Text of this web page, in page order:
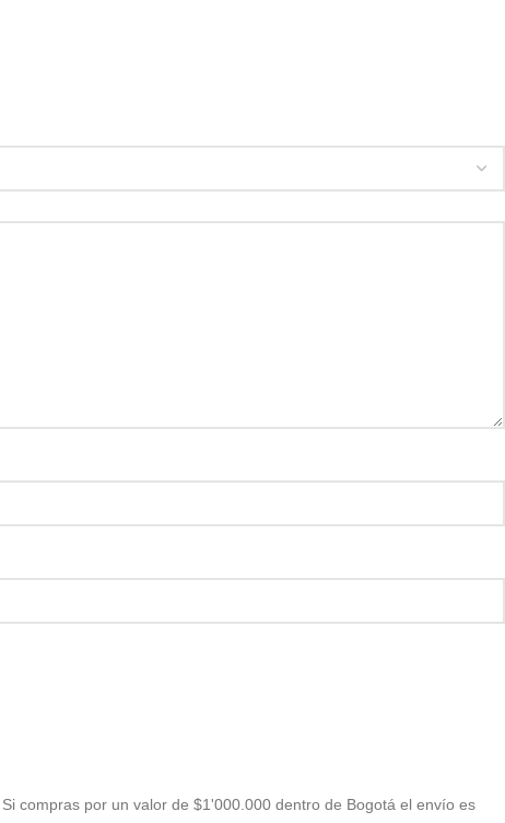
compras por un valor de $1'000.000 dentro de Bogotá el envío es